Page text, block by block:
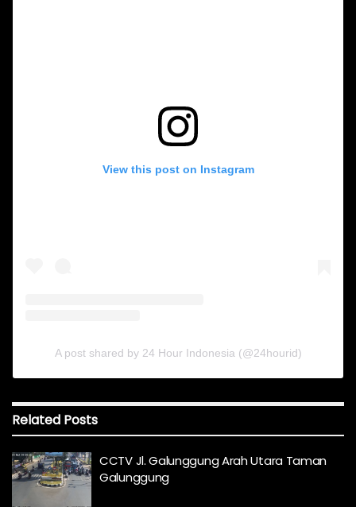
View this post on Instagram
A post shared by 24 Hour Indonesia (@24hourid)
Related Posts
CCTV Jl. Galunggung Arah Utara Taman
Galunggung